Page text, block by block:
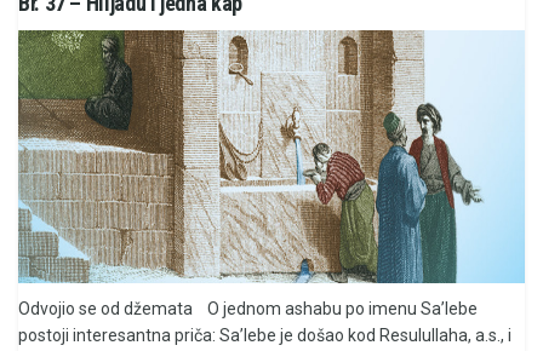
Odvojio se od džemata O jednom ashabu po imenu Sa’lebe
postoji interesantna priča: Sa’lebe je došao kod Resulullaha, a.s., i